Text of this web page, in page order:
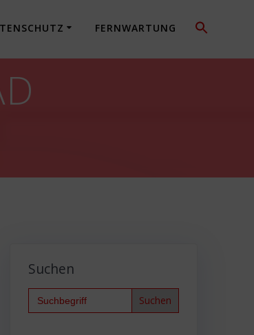
FERNWARTUNG
Suchen
Search
for: